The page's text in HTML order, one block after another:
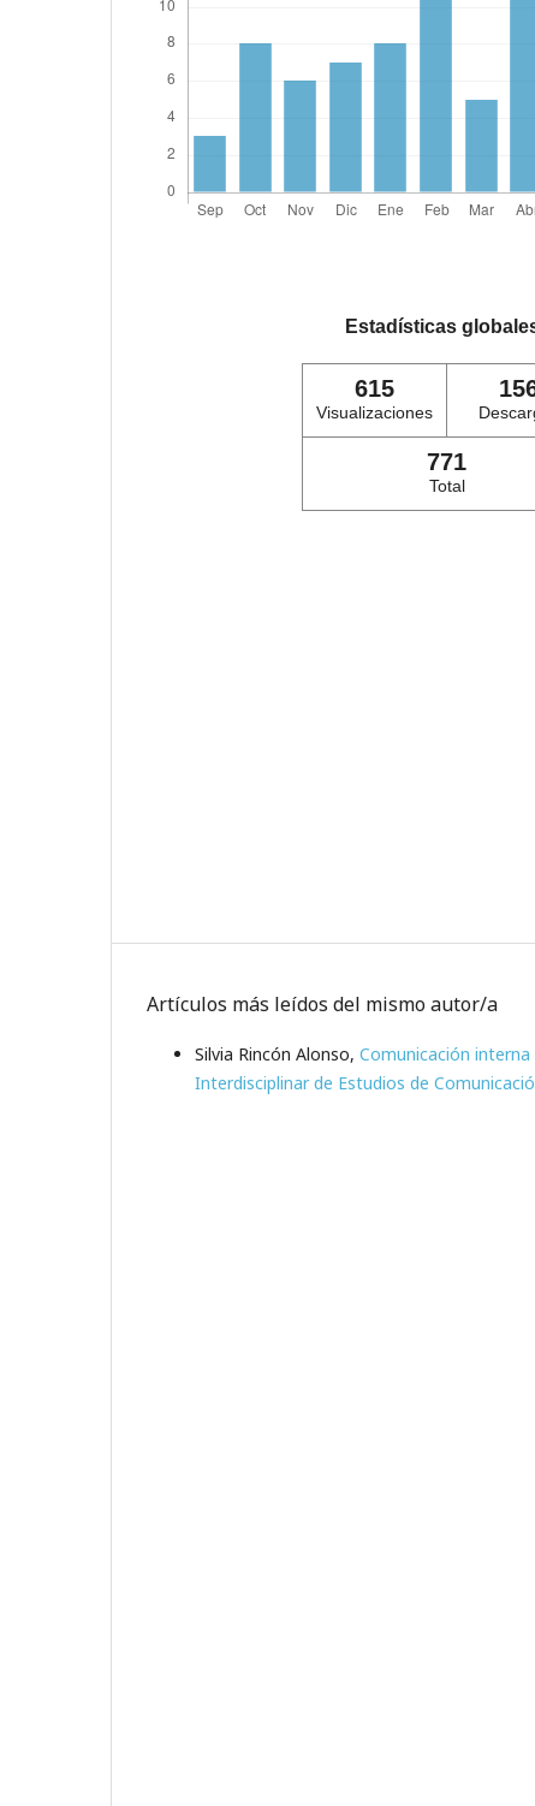
Estadísticas
615
Visualizaciones
771
Total
Artículos más leídos del mismo autor/a
Silvia Rincón Alonso, Comunicación
Interdisciplinar de Estudios de